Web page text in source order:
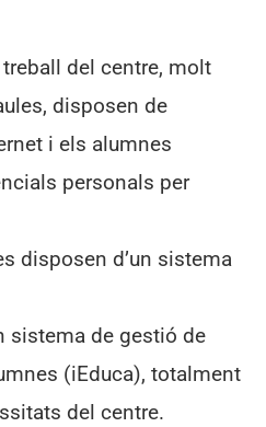
del centre, molt
disposen de
i els alumnes
personals per
disposen d’un sistema
sistema de gestió de
(iEduca), totalment
del centre.